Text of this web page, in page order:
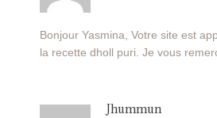
Bonjour Yasmina, Votre site est
la recette dholl puri. Je vous
Jhummun